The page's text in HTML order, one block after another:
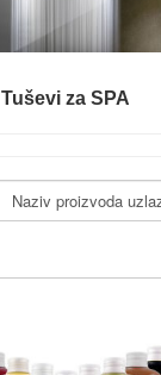
Tuševi za SPA